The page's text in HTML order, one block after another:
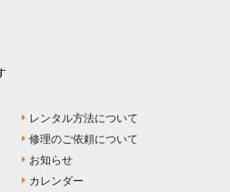
レンタル方法について
修理のご依頼について
お知らせ
カレンダー